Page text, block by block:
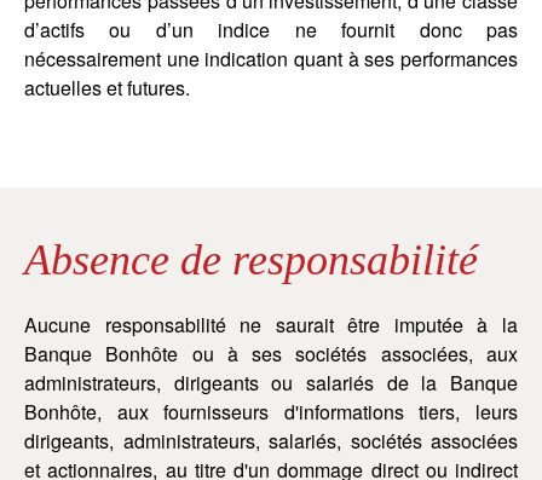
d’actifs ou d’un indice ne fournit donc pas
nécessairement une indication quant à ses performances
actuelles et futures.
Absence de responsabilité
Aucune responsabilité ne saurait être imputée à la
Banque Bonhôte ou à ses sociétés associées, aux
administrateurs, dirigeants ou salariés de la Banque
Bonhôte, aux fournisseurs d'informations tiers, leurs
dirigeants, administrateurs, salariés, sociétés associées
et actionnaires, au titre d'un dommage direct ou indirect